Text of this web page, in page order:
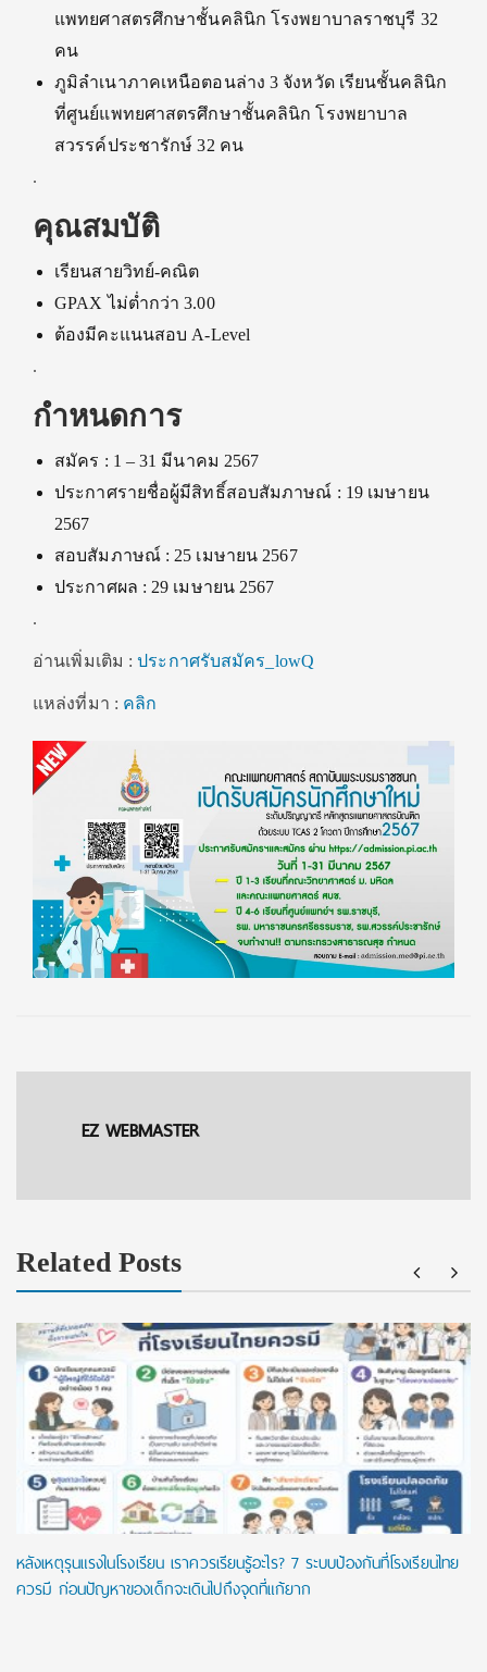
แพทยศาสตรศึกษาชั้นคลินิก โรงพยาบาลราชบุรี 32
คน
ภูมิลำเนาภาคเหนือตอนล่าง 3 จังหวัด เรียนชั้นคลินิก
ที่ศูนย์แพทยศาสตรศึกษาชั้นคลินิก โรงพยาบาล
สวรรค์ประชารักษ์ 32 คน
.
คุณสมบัติ
เรียนสายวิทย์-คณิต
GPAX ไม่ต่ำกว่า 3.00
ต้องมีคะแนนสอบ A-Level
.
กำหนดการ
สมัคร : 1 – 31 มีนาคม 2567
ประกาศรายชื่อผู้มีสิทธิ์สอบสัมภาษณ์ : 19 เมษายน
2567
สอบสัมภาษณ์ : 25 เมษายน 2567
ประกาศผล : 29 เมษายน 2567
.
อ่านเพิ่มเติม :ประกาศรับสมัคร_lowQ
แหล่งที่มา : คลิก
EZ WEBMASTER
Related Posts
หลังเหตุรุนแรงในโรงเรียน เราควรเรียนรู้อะไร? 7 ระบบป้องกันที่โรงเรียนไทย
ควรมี ก่อนปัญหาของเด็กจะเดินไปถึงจุดที่แก้ยาก